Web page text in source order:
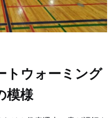
トウォーミング
模様